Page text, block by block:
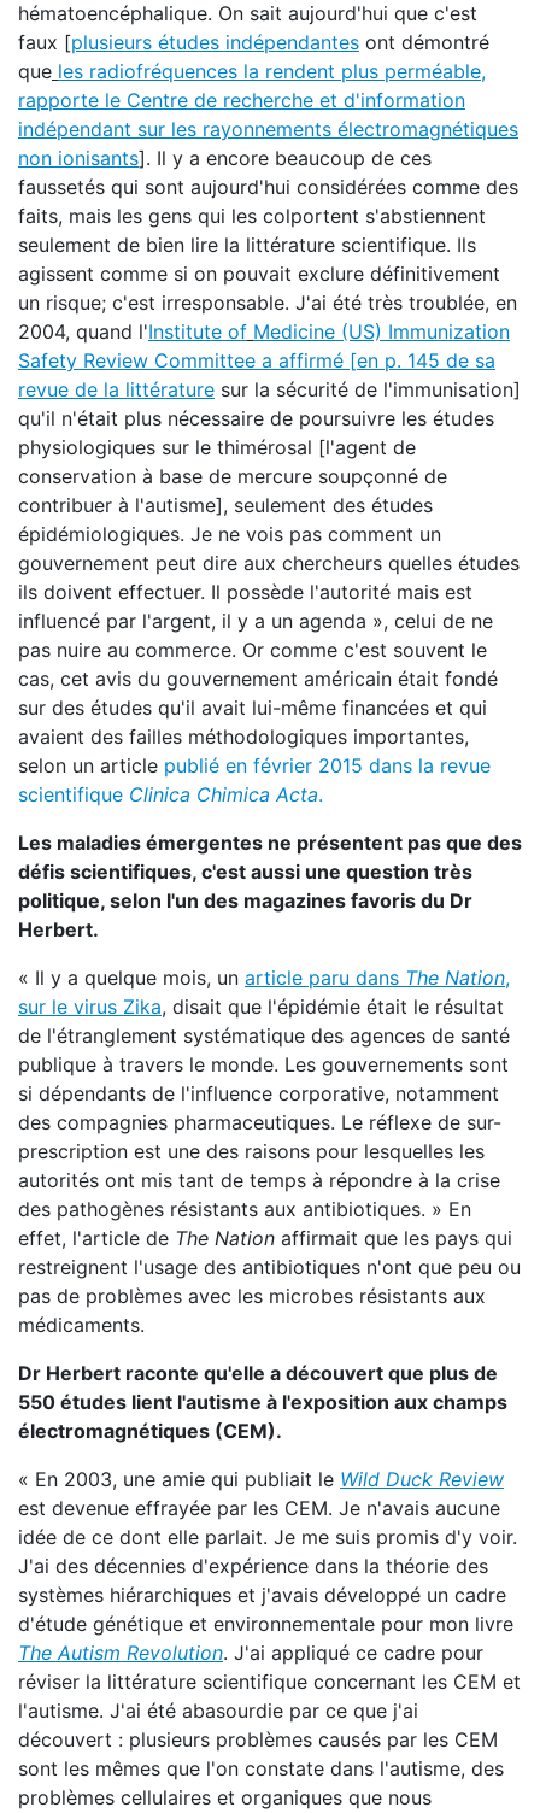
hématoencéphalique. On sait aujourd'hui que c'est
faux [plusieurs études indépendantes ont démontré
que les radiofréquences la rendent plus perméable,
rapporte le Centre de recherche et d'information
indépendant sur les rayonnements électromagnétiques
non ionisants]. Il y a encore beaucoup de ces
faussetés qui sont aujourd'hui considérées comme des
faits, mais les gens qui les colportent s'abstiennent
seulement de bien lire la littérature scientifique. Ils
agissent comme si on pouvait exclure définitivement
un risque; c'est irresponsable. J'ai été très troublée, en
2004, quand l'Institute of Medicine (US) Immunization
Safety Review Committee a affirmé [en p. 145 de sa
revue de la littérature sur la sécurité de l'immunisation]
qu'il n'était plus nécessaire de poursuivre les études
physiologiques sur le thimérosal [l'agent de
conservation à base de mercure soupçonné de
contribuer à l'autisme], seulement des études
épidémiologiques. Je ne vois pas comment un
gouvernement peut dire aux chercheurs quelles études
ils doivent effectuer. Il possède l'autorité mais est
influencé par l'argent, il y a un agenda », celui de ne
pas nuire au commerce. Or comme c'est souvent le
cas, cet avis du gouvernement américain était fondé
sur des études qu'il avait lui-même financées et qui
avaient des failles méthodologiques importantes,
selon un article publié en février 2015 dans la revue
scientifique Clinica Chimica Acta.
Les maladies émergentes ne présentent pas que des
défis scientifiques, c'est aussi une question très
politique, selon l'un des magazines favoris du Dr
Herbert.
« Il y a quelque mois, un article paru dans The Nation,
sur le virus Zika, disait que l'épidémie était le résultat
de l'étranglement systématique des agences de santé
publique à travers le monde. Les gouvernements sont
si dépendants de l'influence corporative, notamment
des compagnies pharmaceutiques. Le réflexe de sur-
prescription est une des raisons pour lesquelles les
autorités ont mis tant de temps à répondre à la crise
des pathogènes résistants aux antibiotiques. » En
effet, l'article de The Nation affirmait que les pays qui
restreignent l'usage des antibiotiques n'ont que peu ou
pas de problèmes avec les microbes résistants aux
médicaments.
Dr Herbert raconte qu'elle a découvert que plus de
550 études lient l'autisme à l'exposition aux champs
électromagnétiques (CEM).
« En 2003, une amie qui publiait le Wild Duck Review
est devenue effrayée par les CEM. Je n'avais aucune
idée de ce dont elle parlait. Je me suis promis d'y voir.
J'ai des décennies d'expérience dans la théorie des
systèmes hiérarchiques et j'avais développé un cadre
d'étude génétique et environnementale pour mon livre
The Autism Revolution. J'ai appliqué ce cadre pour
réviser la littérature scientifique concernant les CEM et
l'autisme. J'ai été abasourdie par ce que j'ai
découvert : plusieurs problèmes causés par les CEM
sont les mêmes que l'on constate dans l'autisme, des
problèmes cellulaires et organiques que nous